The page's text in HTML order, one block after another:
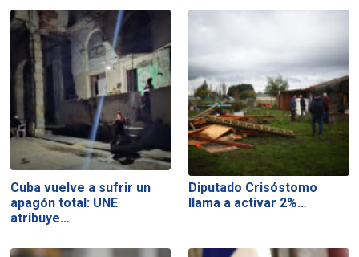
Cuba vuelve a sufrir un
apagón total: UNE
atribuye…
Diputado Crisóstomo
llama a activar 2%…